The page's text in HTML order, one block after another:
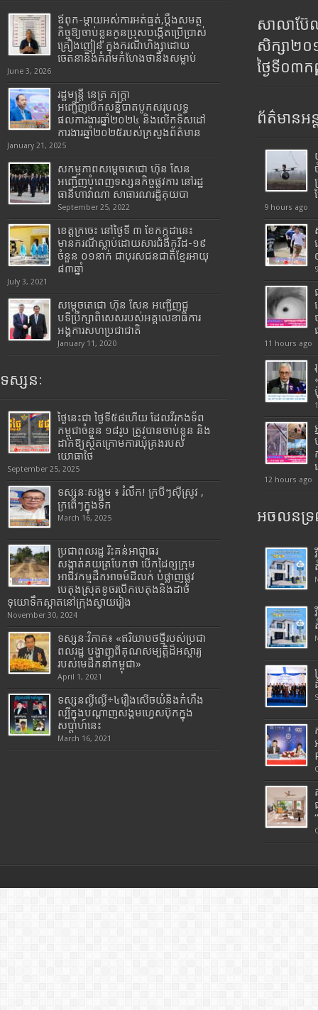
ឪពុក-ម្ដាយអស់ការអត់ធ្មត់,ប្ដឹងសមត្ថ
កិច្ចឱ្យចាប់ខ្លួនកូនប្រុសបង្កើតប្រើប្រាស់
គ្រឿងញៀន ក្នុងករណីហិង្សាដោយ
ចេតនានិងគំរាមកំហែងថានឹងសម្លាប់
June 3, 2026
រដ្ឋមន្រ្តី​ នេត្រ​ ភក្ត្រា​
អញ្ជើញបើកសន្និបាតបូកសរុបលទ្ធ
ផលការងារឆ្នាំ២០២៤ និងលើកទិសដៅ
ការងារឆ្នាំ២០២៥របស់​ក្រសួង​ព័ត៌មាន​
January 21, 2025
សកម្មភាពសម្តេចតេជោ ហ៊ុន សែន
អញ្ជើញបំពេញទស្សនកិច្ចផ្លូវការ នៅរដ្ឋ
ធានីហាវ៉ាណា សាធារណរដ្ឋគុយបា
September 25, 2022
ខេត្តក្រចេះ នៅថ្ងៃទី ៣ ខែកក្កដានេះ
មានករណីស្លាប់ដោយសារជំងឺកូវីដ-១៩
ចំនួន ០១នាក់ ជាបុរសជនជាតិខ្មែរអាយុ
៨៣ឆ្នាំ
July 3, 2021
សម្តេចតេជោ ហ៊ុន សែន អញ្ជើញជួ
បទីប្រឹក្សាពិសេសរបស់អគ្គលេខាធិការ
អង្គការសហប្រជាជាតិ
January 11, 2020
ទស្សនៈ
ថ្ងៃនេះជា ថ្ងៃទី៥៨ហើយ ដែលវីរកងទ័ព
កម្ពុជាចំនួន ១៨រូប ត្រូវបានចាប់ខ្លួន និង
ដាក់ឱ្យស្ថិតក្រោមការឃុំគ្រងរបស់
យោធាថៃ
September 25, 2025
ទស្សនៈសង្គម ៖ រំលឹក! ក្របីៗស៊ីស្រូវ ,
ក្រពើៗក្នុងទឹក
March 16, 2025
ប្រជាពលរដ្ឋ រិះគន់អាជ្ញាធរ
សង្កាត់គយត្របែកថា បើកដៃឲ្យក្រុម
អាជីវកម្មដឹកអាចម៍ដីលក់ បំផ្លាញផ្លូវ
បេតុងស្រុតខូចរបើកបេតុងនិងដាច់
ទុយោទឹកស្អាតនៅក្រុងស្វាយរៀង
November 30, 2024
ទស្សនៈវិភាគ៖ «ឥរិយាបថថ្មីរបស់ប្រជា
ពលរដ្ឋ បង្ហាញពីគុណសម្បត្តិដ៏អស្ចារ្យ
របស់មេដឹកនាំកម្ពុជា»
April 1, 2021
ទស្សនល្ងីល្ងើ÷៤រឿងសើចយំនិងកំហឹង
ល្បីក្នុងបណ្តាញសង្គមហ្វេសប៊ុកក្នុង
សប្តាហ៍នេះ
March 16, 2021
សាលាប៊ែ
សិក្សា២
ថ្ងៃទី០៣
ព័ត៌មានអន្
9 hours ago
11 hours ago
12 hours ago
អចលនទ្រ